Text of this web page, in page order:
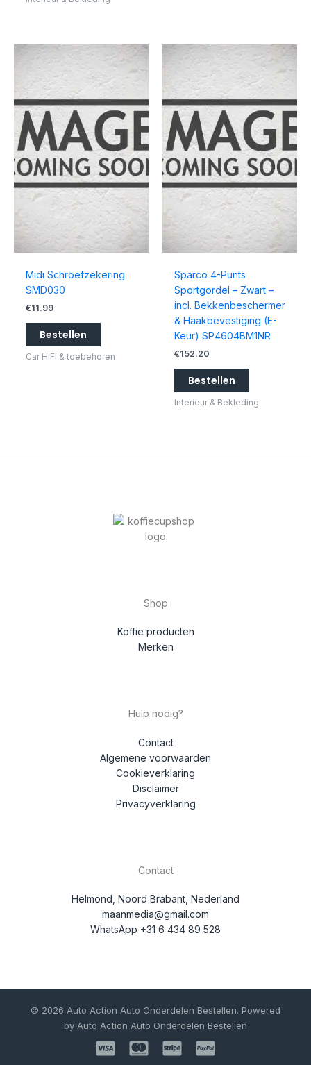
Midi Schroefzekering
SMD030
€11.99
Bestellen
Car HIFI & toebehoren
Sparco 4-Punts
Sportgordel – Zwart –
incl. Bekkenbeschermer
& Haakbevestiging (E-
Keur) SP4604BM1NR
€152.20
Bestellen
Interieur & Bekleding
Shop
Koffie producten
Merken
Hulp nodig?
Contact
Algemene voorwaarden
Cookieverklaring
Disclaimer
Privacyverklaring
Contact
Helmond, Noord Brabant, Nederland
maanmedia@gmail.com
WhatsApp +31 6 434 89 528
© 2026 Auto Action Auto Onderdelen Bestellen. Powered
by Auto Action Auto Onderdelen Bestellen